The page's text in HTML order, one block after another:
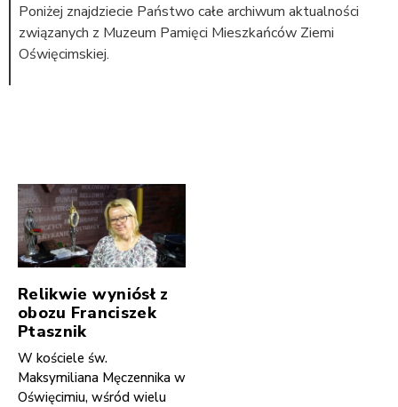
Poniżej znajdziecie Państwo całe archiwum aktualności
związanych z Muzeum Pamięci Mieszkańców Ziemi
Oświęcimskiej.
Relikwie wyniósł z
obozu Franciszek
Ptasznik
W kościele św.
Maksymiliana Męczennika w
Oświęcimiu, wśród wielu